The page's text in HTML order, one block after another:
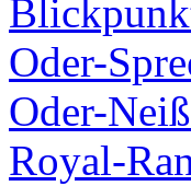
Oder-
Oder-
Royal-